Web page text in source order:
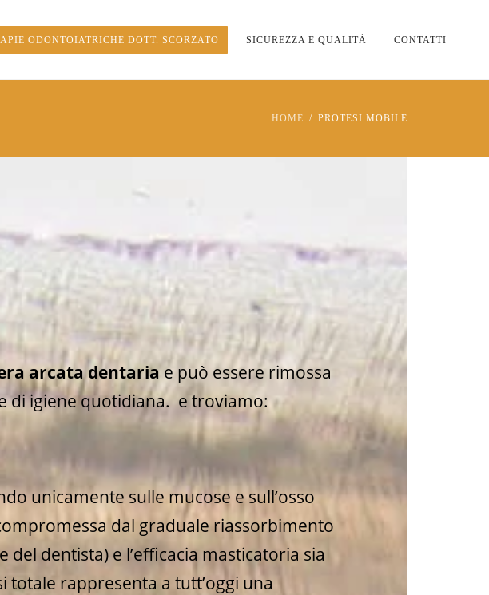
ODONTOIATRICHE DOTT. SCORZATO SICUREZZA E QUALITÀ CONTATTI
HOME PROTESI MOBILE
arcata dentariae può essere rimossa
di igiene quotidiana. e troviamo:
unicamente sulle mucose e sull’osso
dal graduale riassorbimento
dentista) e l’efficacia masticatoria sia
rappresenta a tutt’oggi una